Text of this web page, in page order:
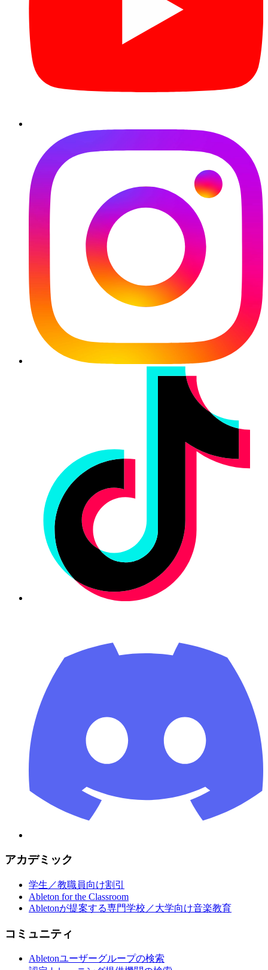
アカデミック
学生／教職員向け割引
Ableton for the Classroom
Abletonが提案する専門学校／大学向け音楽教育
コミュニティ
Abletonユーザーグループの検索